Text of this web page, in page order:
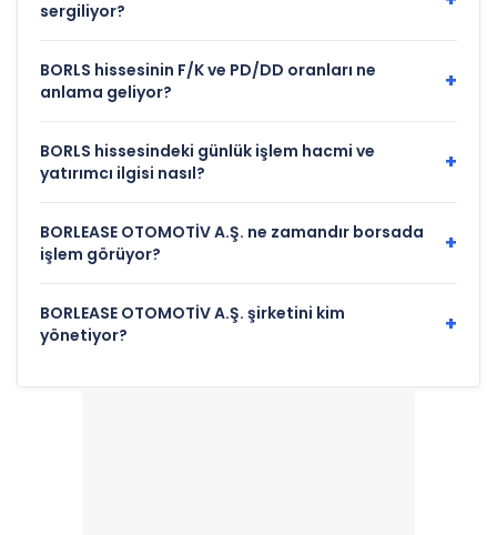
sergiliyor?
BORLS hissesinin F/K ve PD/DD oranları ne
anlama geliyor?
+
BORLS hissesindeki günlük işlem hacmi ve
yatırımcı ilgisi nasıl?
+
BORLEASE OTOMOTİV A.Ş. ne zamandır borsada
işlem görüyor?
+
BORLEASE OTOMOTİV A.Ş. şirketini kim
yönetiyor?
+